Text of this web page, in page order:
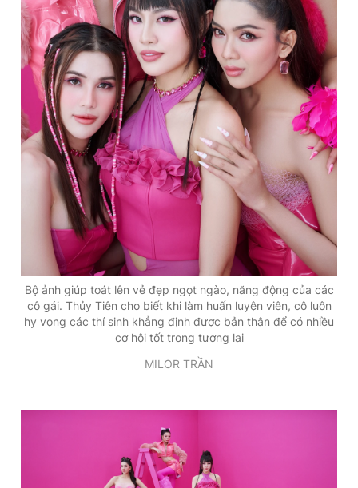
Đặt báo Quảng cáo RSS Tòa soạn Chính sách bảo
Tổng biên tập: Nguyễn Ngọc Toàn
Phó tổng biên tập thường trực: Hải Thành
Phó tổng biên tập: Lâm Hiếu Dũng
Phó tổng biên tập: Trần Việt Hưng
Tổng thư ký tòa soạn: Đức Trung
Giấy phép xuất bản số 110/GP - BTTTT cấp ngày 24.3.2020
© 2003-2026 Bản quyền thuộc về Báo Thanh Niên. Cấm sao
chép dưới mọi hình thức nếu không có sự chấp thuận bằng văn
bản. Phát triển bởi ePi Technologies, JSC.
Bộ ảnh giúp toát lên vẻ đẹp ngọt ngào, năng động của các
cô gái. Thủy Tiên cho biết khi làm huấn luyện viên, cô luôn
hy vọng các thí sinh khẳng định được bản thân để có nhiều
cơ hội tốt trong tương lai
MILOR TRẦN